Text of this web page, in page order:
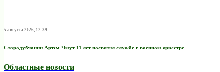
5 августа 2026, 12:39
Стародубчанин Артем Чмут 11 лет посвятил службе в военном оркестре
Областные новости